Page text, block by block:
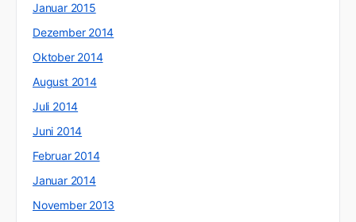
Januar 2015
Dezember 2014
Oktober 2014
August 2014
Juli 2014
Juni 2014
Februar 2014
Januar 2014
November 2013